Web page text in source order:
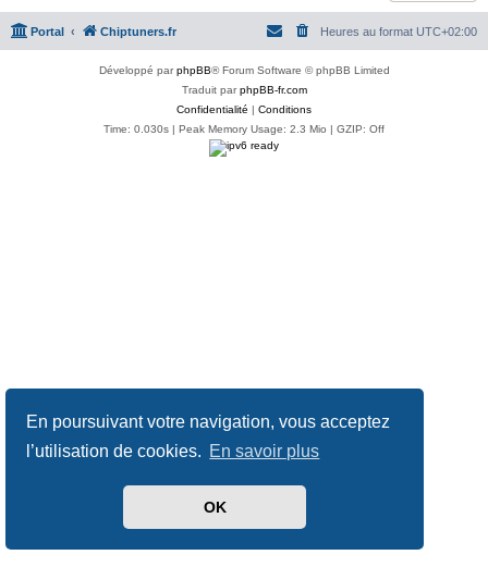
En poursuivant votre navigation, vous acceptez
l’utilisation de cookies. En savoir plus
OK
Portal Chiptuners.fr Heures au format UTC+02:00
Développé parphpBB® Forum Software © phpBB Limited
Traduit parphpBB-fr.com
Confidentialité | Conditions
Time: 0.030s | Peak Memory Usage: 2.3 Mio | GZIP: Off